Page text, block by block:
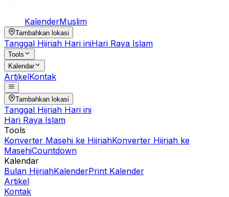
KalenderMuslim
Tambahkan lokasi
Tanggal Hijriah Hari iniHari Raya Islam
Tools
Kalendar
ArtikelKontak
Tambahkan lokasi
Tanggal Hijriah Hari ini
Hari Raya Islam
Tools
Konverter Masehi ke HijriahKonverter Hijriah ke
MasehiCountdown
Kalendar
Bulan HijriahKalenderPrint Kalender
Artikel
Kontak